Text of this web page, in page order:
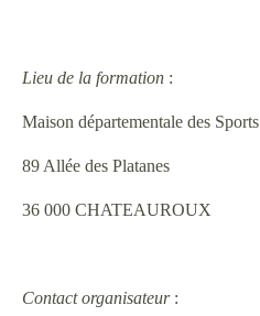
Lieu de la formation :
Maison départementale des Sports
89 Allée des Platanes
36 000 CHATEAUROUX
Contact organisateur: